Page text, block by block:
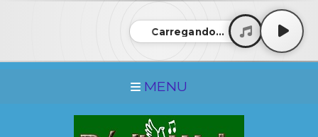
Carregando...
MENU